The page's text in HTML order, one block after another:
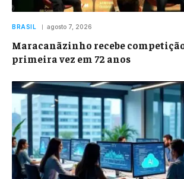
BRASIL agosto 7, 2026
Maracanãzinho recebe
primeira vez em 72 anos